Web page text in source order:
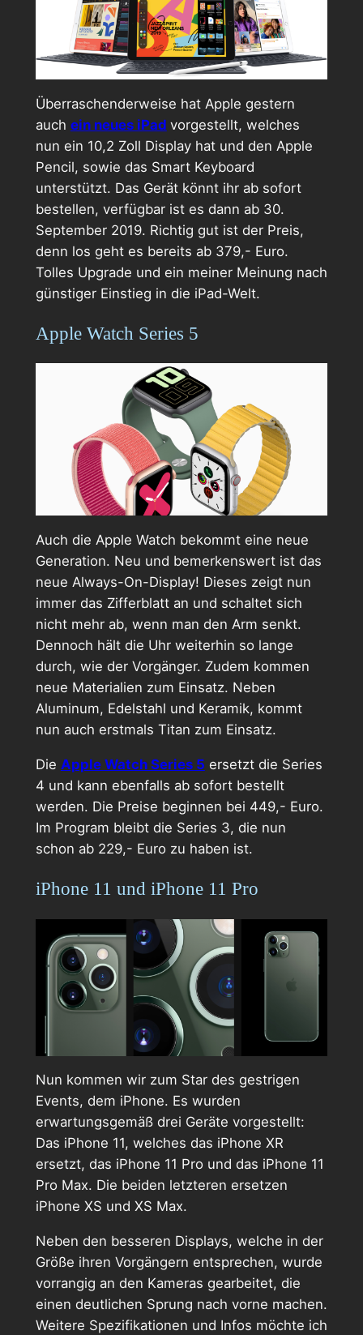
Überraschenderweise hat Apple gestern
auch ein neues iPad vorgestellt, welches
nun ein 10,2 Zoll Display hat und den Apple
Pencil, sowie das Smart Keyboard
unterstützt. Das Gerät könnt ihr ab sofort
bestellen, verfügbar ist es dann ab 30.
September 2019. Richtig gut ist der Preis,
denn los geht es bereits ab 379,- Euro.
Tolles Upgrade und ein meiner Meinung nach
günstiger Einstieg in die iPad-Welt.
Apple Watch Series 5
Auch die Apple Watch bekommt eine neue
Generation. Neu und bemerkenswert ist das
neue Always-On-Display! Dieses zeigt nun
immer das Zifferblatt an und schaltet sich
nicht mehr ab, wenn man den Arm senkt.
Dennoch hält die Uhr weiterhin so lange
durch, wie der Vorgänger. Zudem kommen
neue Materialien zum Einsatz. Neben
Aluminum, Edelstahl und Keramik, kommt
nun auch erstmals Titan zum Einsatz.
Die Apple Watch Series 5 ersetzt die Series
4 und kann ebenfalls ab sofort bestellt
werden. Die Preise beginnen bei 449,- Euro.
Im Program bleibt die Series 3, die nun
schon ab 229,- Euro zu haben ist.
iPhone 11 und iPhone 11 Pro
Nun kommen wir zum Star des gestrigen
Events, dem iPhone. Es wurden
erwartungsgemäß drei Geräte vorgestellt:
Das iPhone 11, welches das iPhone XR
ersetzt, das iPhone 11 Pro und das iPhone 11
Pro Max. Die beiden letzteren ersetzen
iPhone XS und XS Max.
Neben den besseren Displays, welche in der
Größe ihren Vorgängern entsprechen, wurde
vorrangig an den Kameras gearbeitet, die
einen deutlichen Sprung nach vorne machen.
Weitere Spezifikationen und Infos möchte ich